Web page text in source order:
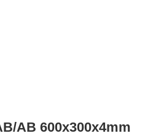
AB 600x300x4mm